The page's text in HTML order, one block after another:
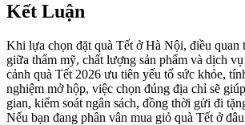
Kết Luận
Khi lựa chọn đặt quà Tết ở Hà Nội, điều quan
giữa thẩm mỹ, chất lượng sản phẩm và dịch
cảnh quà Tết 2026 ưu tiên yếu tố sức khỏe,
nghiệm mở hộp, việc chọn đúng địa chỉ sẽ
gian, kiểm soát ngân sách, đồng thời gửi đi
Nếu bạn đang phân vân mua giỏ quà Tết ở